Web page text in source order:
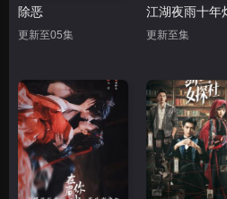
除恶
更新至05集 更新至集